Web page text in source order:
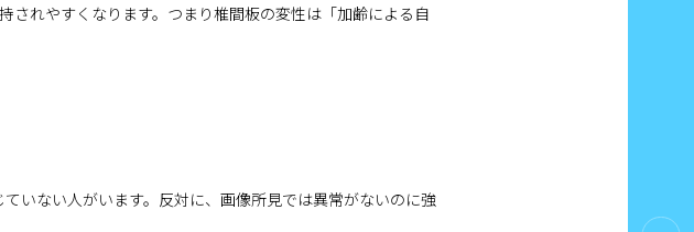
れやすくなります。つまり椎間板の変性は「加齢による自
いない人がいます。反対に、画像所見では異常がないのに強